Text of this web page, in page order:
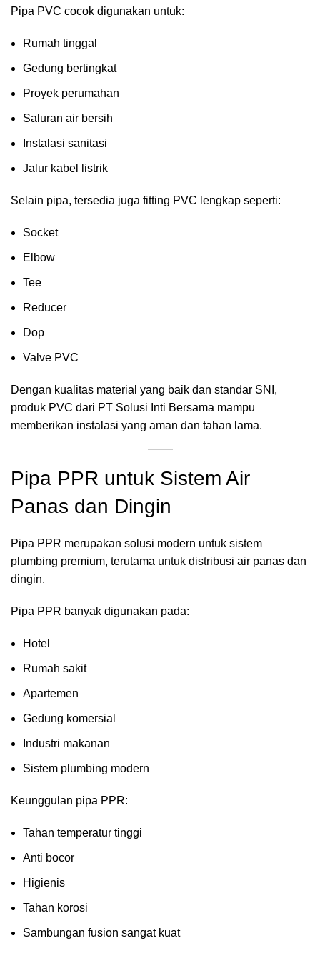
Pipa PVC cocok digunakan untuk:
Rumah tinggal
Gedung bertingkat
Proyek perumahan
Saluran air bersih
Instalasi sanitasi
Jalur kabel listrik
Selain pipa, tersedia juga fitting PVC lengkap seperti:
Socket
Elbow
Tee
Reducer
Dop
Valve PVC
Dengan kualitas material yang baik dan standar SNI,
produk PVC dari PT Solusi Inti Bersama mampu
memberikan instalasi yang aman dan tahan lama.
Pipa PPR untuk Sistem Air
Panas dan Dingin
Pipa PPR merupakan solusi modern untuk sistem
plumbing premium, terutama untuk distribusi air panas dan
dingin.
Pipa PPR banyak digunakan pada:
Hotel
Rumah sakit
Apartemen
Gedung komersial
Industri makanan
Sistem plumbing modern
Keunggulan pipa PPR:
Tahan temperatur tinggi
Anti bocor
Higienis
Tahan korosi
Sambungan fusion sangat kuat